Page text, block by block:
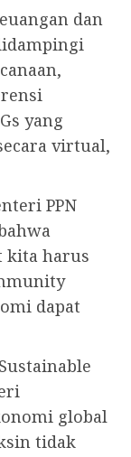
dan
yang
virtual,
PPN
kita harus
dapat
global
tidak